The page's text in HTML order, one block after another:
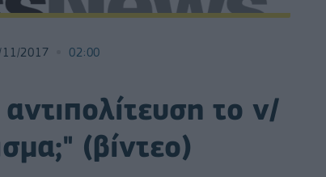
11/2017 02:00
το ν/
(βίντεο)